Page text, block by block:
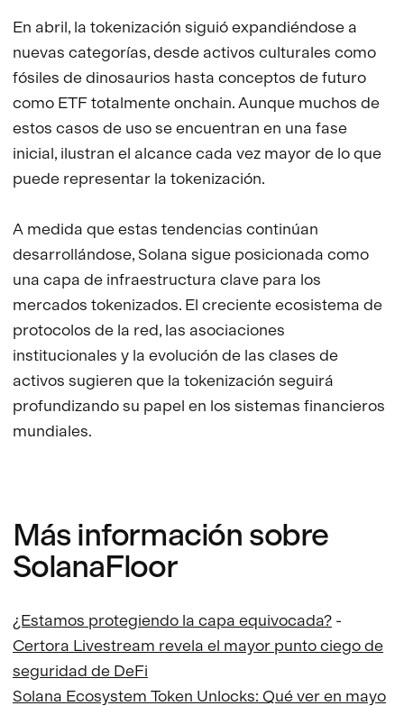
En abril, la tokenización siguió expandiéndose a
nuevas categorías, desde activos culturales como
fósiles de dinosaurios hasta conceptos de futuro
como ETF totalmente onchain. Aunque muchos de
estos casos de uso se encuentran en una fase
inicial, ilustran el alcance cada vez mayor de lo que
puede representar la tokenización.
A medida que estas tendencias continúan
desarrollándose, Solana sigue posicionada como
una capa de infraestructura clave para los
mercados tokenizados. El creciente ecosistema de
protocolos de la red, las asociaciones
institucionales y la evolución de las clases de
activos sugieren que la tokenización seguirá
profundizando su papel en los sistemas financieros
mundiales.
Más información sobre
SolanaFloor
¿Estamos protegiendo la capa equivocada? -
Certora Livestream revela el mayor punto ciego de
seguridad de DeFi
Solana Ecosystem Token Unlocks: Qué ver en mayo